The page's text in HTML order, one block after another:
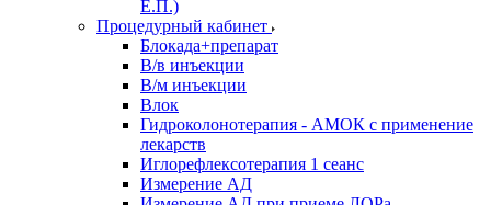
Е.П.)
Процедурный кабинет
Блокада+препарат
В/в инъекции
В/м инъекции
Влок
Гидроколонотерапия - АМОК с применение
лекарств
Иглорефлексотерапия 1 сеанс
Измерение АД